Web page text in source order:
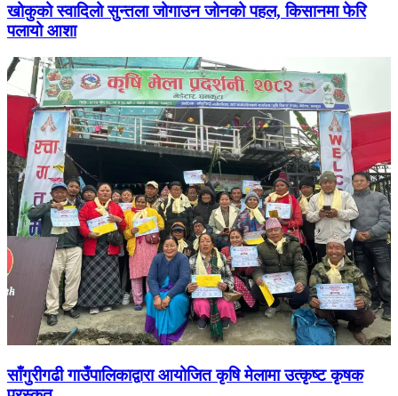
खोकुको स्वादिलो सुन्तला जोगाउन जोनको पहल, किसानमा फेरि
पलायो आशा
साँगुरीगढी गाउँपालिकाद्वारा आयोजित कृषि मेलामा उत्कृष्ट कृषक